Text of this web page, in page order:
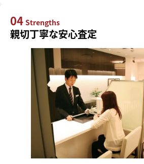
04 Strengths
親切丁寧な安心査定